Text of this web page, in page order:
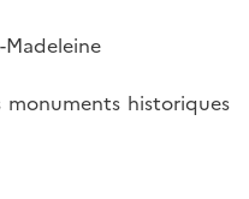
Madeleine
monuments historiques